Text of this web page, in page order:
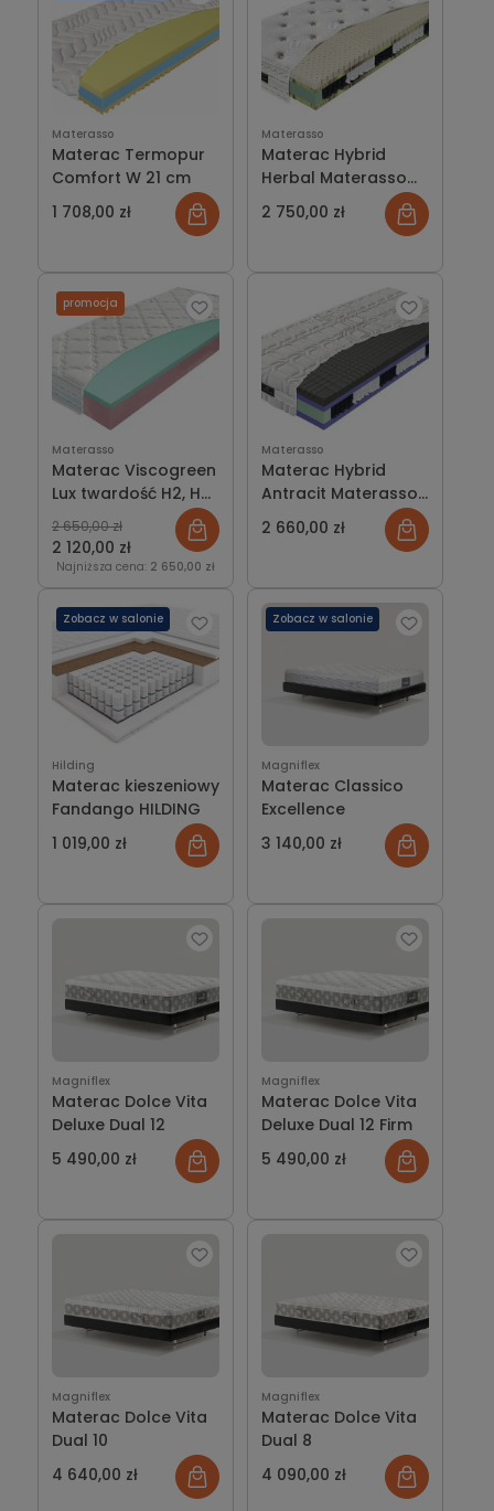
Materasso
Materac Termopur
Comfort W 21 cm
1 708,00 zł
Materasso
Materac Hybrid
Herbal Materasso
kieszeniowy
2 750,00 zł
Materasso
Materac Viscogreen
Lux twardość H2, H3
lub partner
2 120,00 zł
2 650,00 zł
Najniższa cena: 2 650,00 zł
promocja
Materasso
Materac Hybrid
Antracit Materasso
hybrydowy
2 660,00 zł
Hilding
Materac kieszeniowy
Fandango HILDING
1 019,00 zł
Zobacz w salonie
Magniflex
Materac Classico
Excellence
3 140,00 zł
Zobacz w salonie
Magniflex
Materac Dolce Vita
Deluxe Dual 12
5 490,00 zł
Magniflex
Materac Dolce Vita
Deluxe Dual 12 Firm
5 490,00 zł
Magniflex
Materac Dolce Vita
Dual 10
4 640,00 zł
Magniflex
Materac Dolce Vita
Dual 8
4 090,00 zł